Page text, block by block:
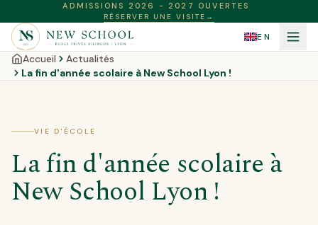
ADMISSIONS 2026 - 2027 OUVERTES
RÉSERVER UNE VISITE →
EN
Accueil
Actualités
La fin d'année scolaire à New School Lyon !
VIE D'ÉCOLE
La fin d'année scolaire à
New School Lyon !